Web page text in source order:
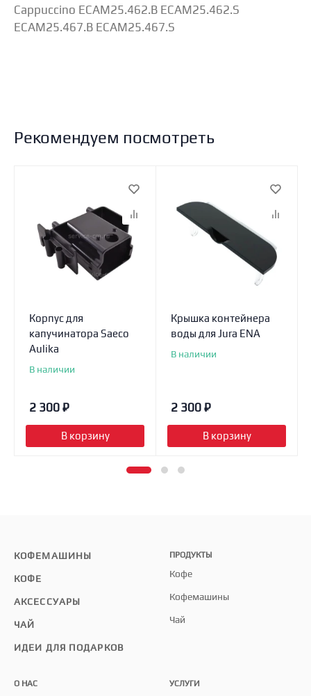
Cappuccino ECAM25.462.B ECAM25.462.S
ECAM25.467.B ECAM25.467.S
Рекомендуем посмотреть
Корпус для
капучинатора Saeco
Aulika
В наличии
2 300 ₽
В корзину
Крышка контейнера
воды для Jura ENA
В наличии
2 300 ₽
В корзину
КОФЕМАШИНЫ
КОФЕ
АКСЕССУАРЫ
ЧАЙ
ИДЕИ ДЛЯ ПОДАРКОВ
ПРОДУКТЫ
Кофе
Кофемашины
Чай
О НАС УСЛУГИ